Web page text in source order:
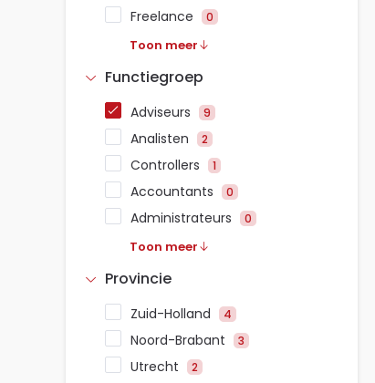
Freelance 0
Toon meer
Functiegroep
Adviseurs 9
Analisten 2
Controllers 1
Accountants 0
Administrateurs 0
Toon meer
Provincie
Zuid-Holland 4
Noord-Brabant 3
Utrecht 2